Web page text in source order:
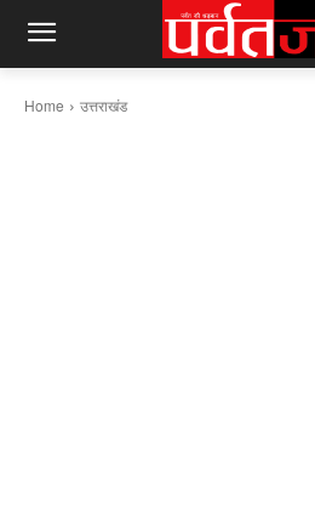
Home उत्तराखंड